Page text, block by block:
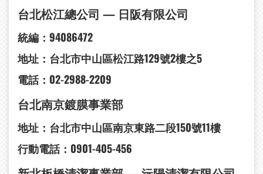
台北松江總公司 — 日阪有限公司
統編：94086472
地址：台北市中山區松江路129號2樓之5
電話：02-2988-2209
台北南京鍍膜事業部
地址：台北市中山區南京東路二段150號11樓
行動電話：0901-405-456